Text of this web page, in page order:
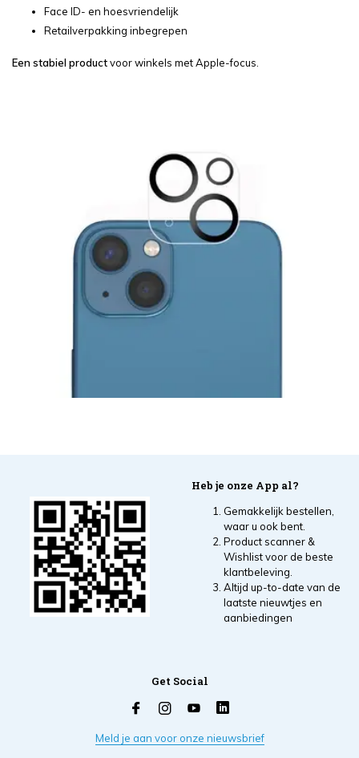
Face ID- en hoesvriendelijk
Retailverpakking inbegrepen
Een stabiel productvoor winkels met Apple-focus.
Heb je onze App al?
Gemakkelijk bestellen,
waar u ook bent.
Product scanner &
Wishlist voor de beste
klantbeleving.
Altijd up-to-date van de
laatste nieuwtjes en
aanbiedingen
Get Social
Meld je aan voor onze nieuwsbrief